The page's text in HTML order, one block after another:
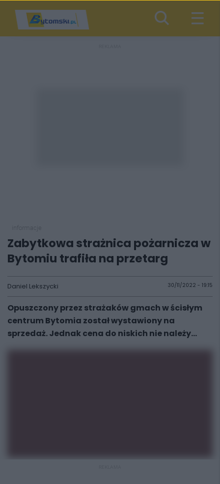
Zabytkowa strażnica pożarnicza w
Bytomiu trafiła na przetarg
Daniel Lekszycki 30/11/2022 - 19:15
Opuszczony przez strażaków gmach w ścisłym
centrum Bytomia został wystawiony na
sprzedaż. Jednak cena do niskich nie należy...